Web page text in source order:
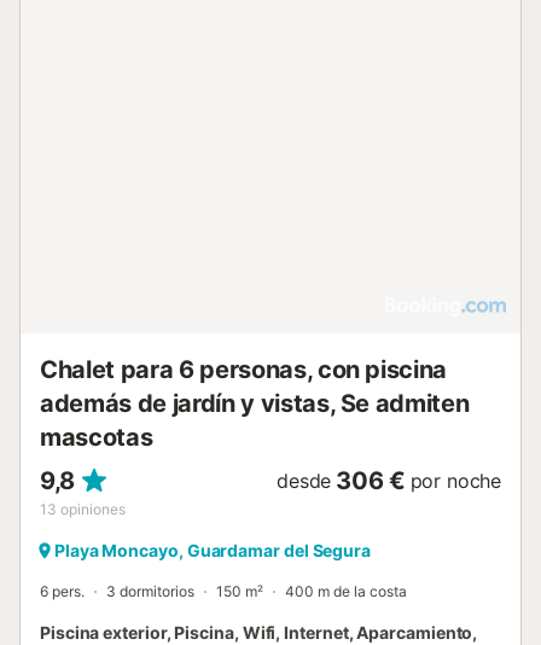
Chalet para 6 personas, con piscina
además de jardín y vistas, Se admiten
mascotas
9,8
13 opiniones
desde 306 € por noche
Playa Moncayo, Guardamar del Segura
6 pers. 3 dormitorios 150 m² 400 m de la costa
Piscina exterior, Piscina, Wifi, Internet, Aparcamiento,